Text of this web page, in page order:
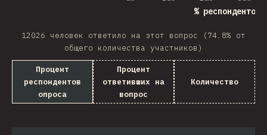
% респондентов
12026 человек ответило на этот вопрос (74.8% от
общего количества участников)
Процент
респондентов
опроса
Процент
ответивших на
вопрос
Количество